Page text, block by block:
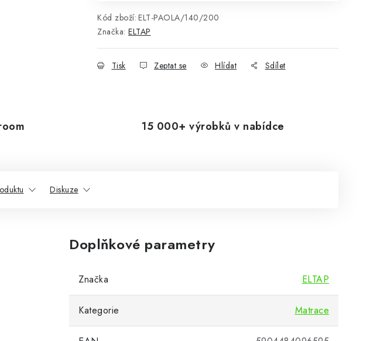
Kód zboží: ELT-PAOLA/140/200
Značka: ELTAP
Tisk Zeptat se Hlídat Sdílet
15 000+ výrobků v nabídce
Diskuze
Doplňkové parametry
Značka ELTAP
Kategorie Matrace